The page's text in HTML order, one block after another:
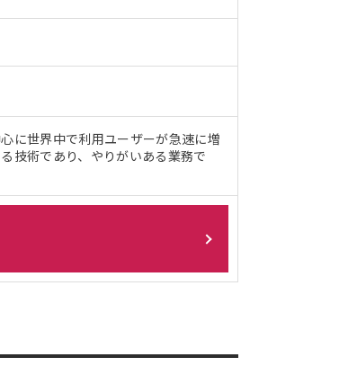
に世界中で利用ユーザーが急速に増
技術であり、やりがいある業務で